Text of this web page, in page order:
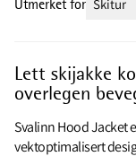
Lett skijakke
overlegen
Svalinn Hood Jacket
vektoptimalisert
Utmerket for Skitur